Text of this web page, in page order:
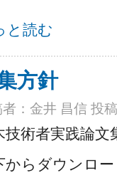
集 について
と読む
方針
： 金井 昌信 投
技術者実践論
からダウンロ